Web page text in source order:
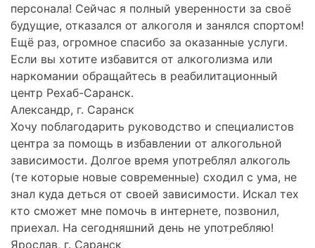
персонала! Сейчас я полный уверенности за своё
будущие, отказался от алкоголя и занялся спортом!
Ещё раз, огромное спасибо за оказанные услуги.
Если вы хотите избавится от алкоголизма или
наркомании обращайтесь в реабилитационный
центр Рехаб-Саранск.
Александр, г. Саранск
Хочу поблагодарить руководство и специалистов
центра за помощь в избавлении от алкогольной
зависимости. Долгое время употреблял алкоголь
(те которые новые современные) сходил с ума, не
знал куда деться от своей зависимости. Искал тех
кто сможет мне помочь в интернете, позвонил,
приехал. На сегодняшний день не употребляю!
Ярослав, г. Саранск